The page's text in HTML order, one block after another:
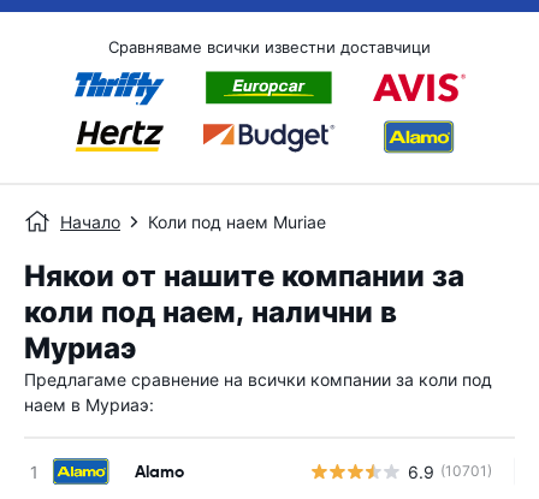
Сравняваме всички известни доставчици
Начало Коли под наем Muriae
Някои от нашите компании за
коли под наем, налични в
Муриаэ
Предлагаме сравнение на всички компании за коли под
наем в Муриаэ:
Alamo 6.9 (10701)